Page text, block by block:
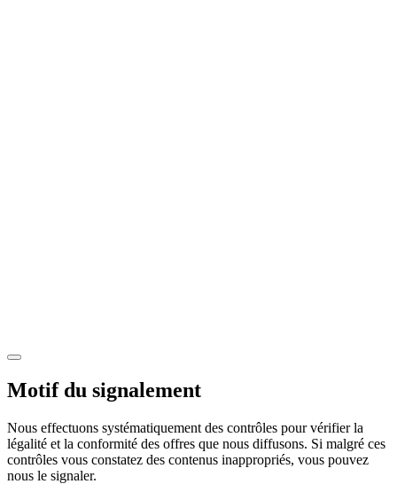
Motif du signalement
Nous effectuons systématiquement des contrôles pour vérifier la
légalité et la conformité des offres que nous diffusons. Si malgré ces
contrôles vous constatez des contenus inappropriés, vous pouvez
nous le signaler.